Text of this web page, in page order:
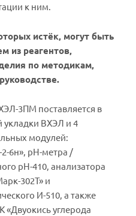
к ним.
истёк, могут быть
из реагентов,
по методикам,
3ПМ поставляется в
укладки ВХЭЛ и 4
модулей:
2-6н», рН-метра /
рН-410, анализатора
302Т» и
И-510, а также
углерода